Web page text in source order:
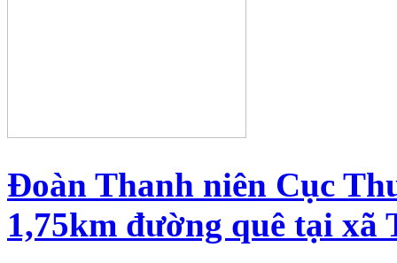
Đoàn Thanh niên Cục
1,75km đường quê tại xã